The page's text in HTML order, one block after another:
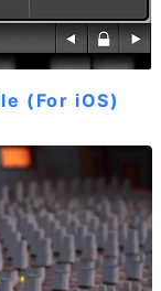
(For iOS)